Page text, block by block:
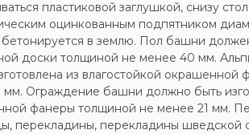
пластиковой заглушкой, снизу
оцинкованным подпятником
в землю. Пол башни
доски толщиной не менее 40 мм.
из влагостойкой окрашенной
Ограждение башни должно быть
фанеры толщиной не менее 21 мм.
перекладины, перекладины шведской